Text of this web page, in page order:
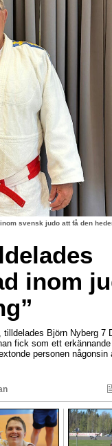
svensk judo att få den
inom
Björn Nyberg 7
fick som ett
personen